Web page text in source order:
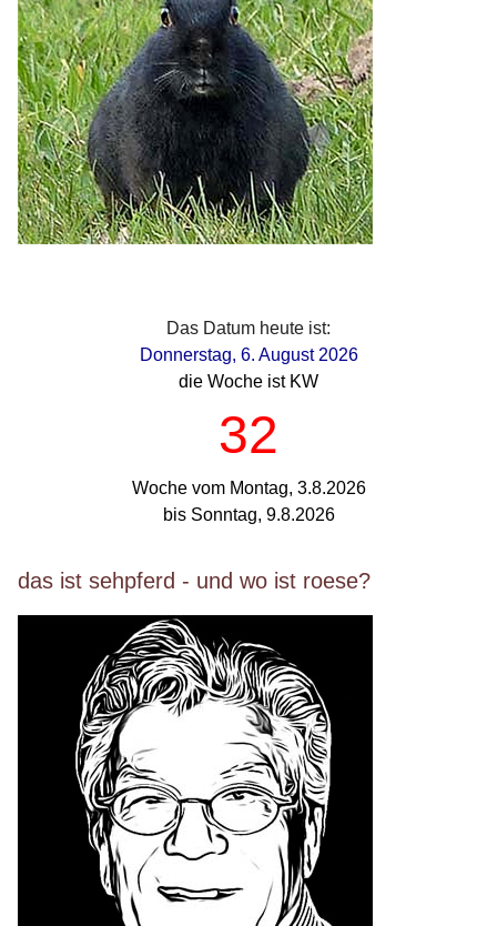
Das Datum heute ist:
Donnerstag, 6. August 2026
die Woche ist KW
32
Woche vom Montag, 3.8.2026
bis Sonntag, 9.8.2026
das ist sehpferd - und wo ist roese?